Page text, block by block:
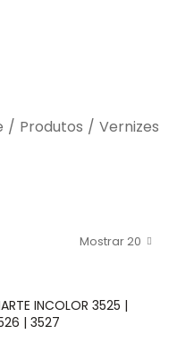
/ Produtos / Vernizes
Mostrar 20
INCOLOR 3525 |
| 3527